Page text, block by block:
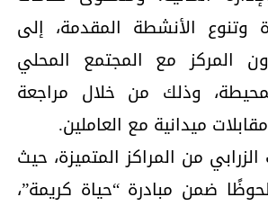
وتنوع الأنشطة المقدمة، إلى
المركز مع المجتمع المحلي
وذلك من خلال مراجعة
ميدانية مع العاملين.
من المراكز المتميزة، حيث
ضمن مبادرة “حياة كريمة”،